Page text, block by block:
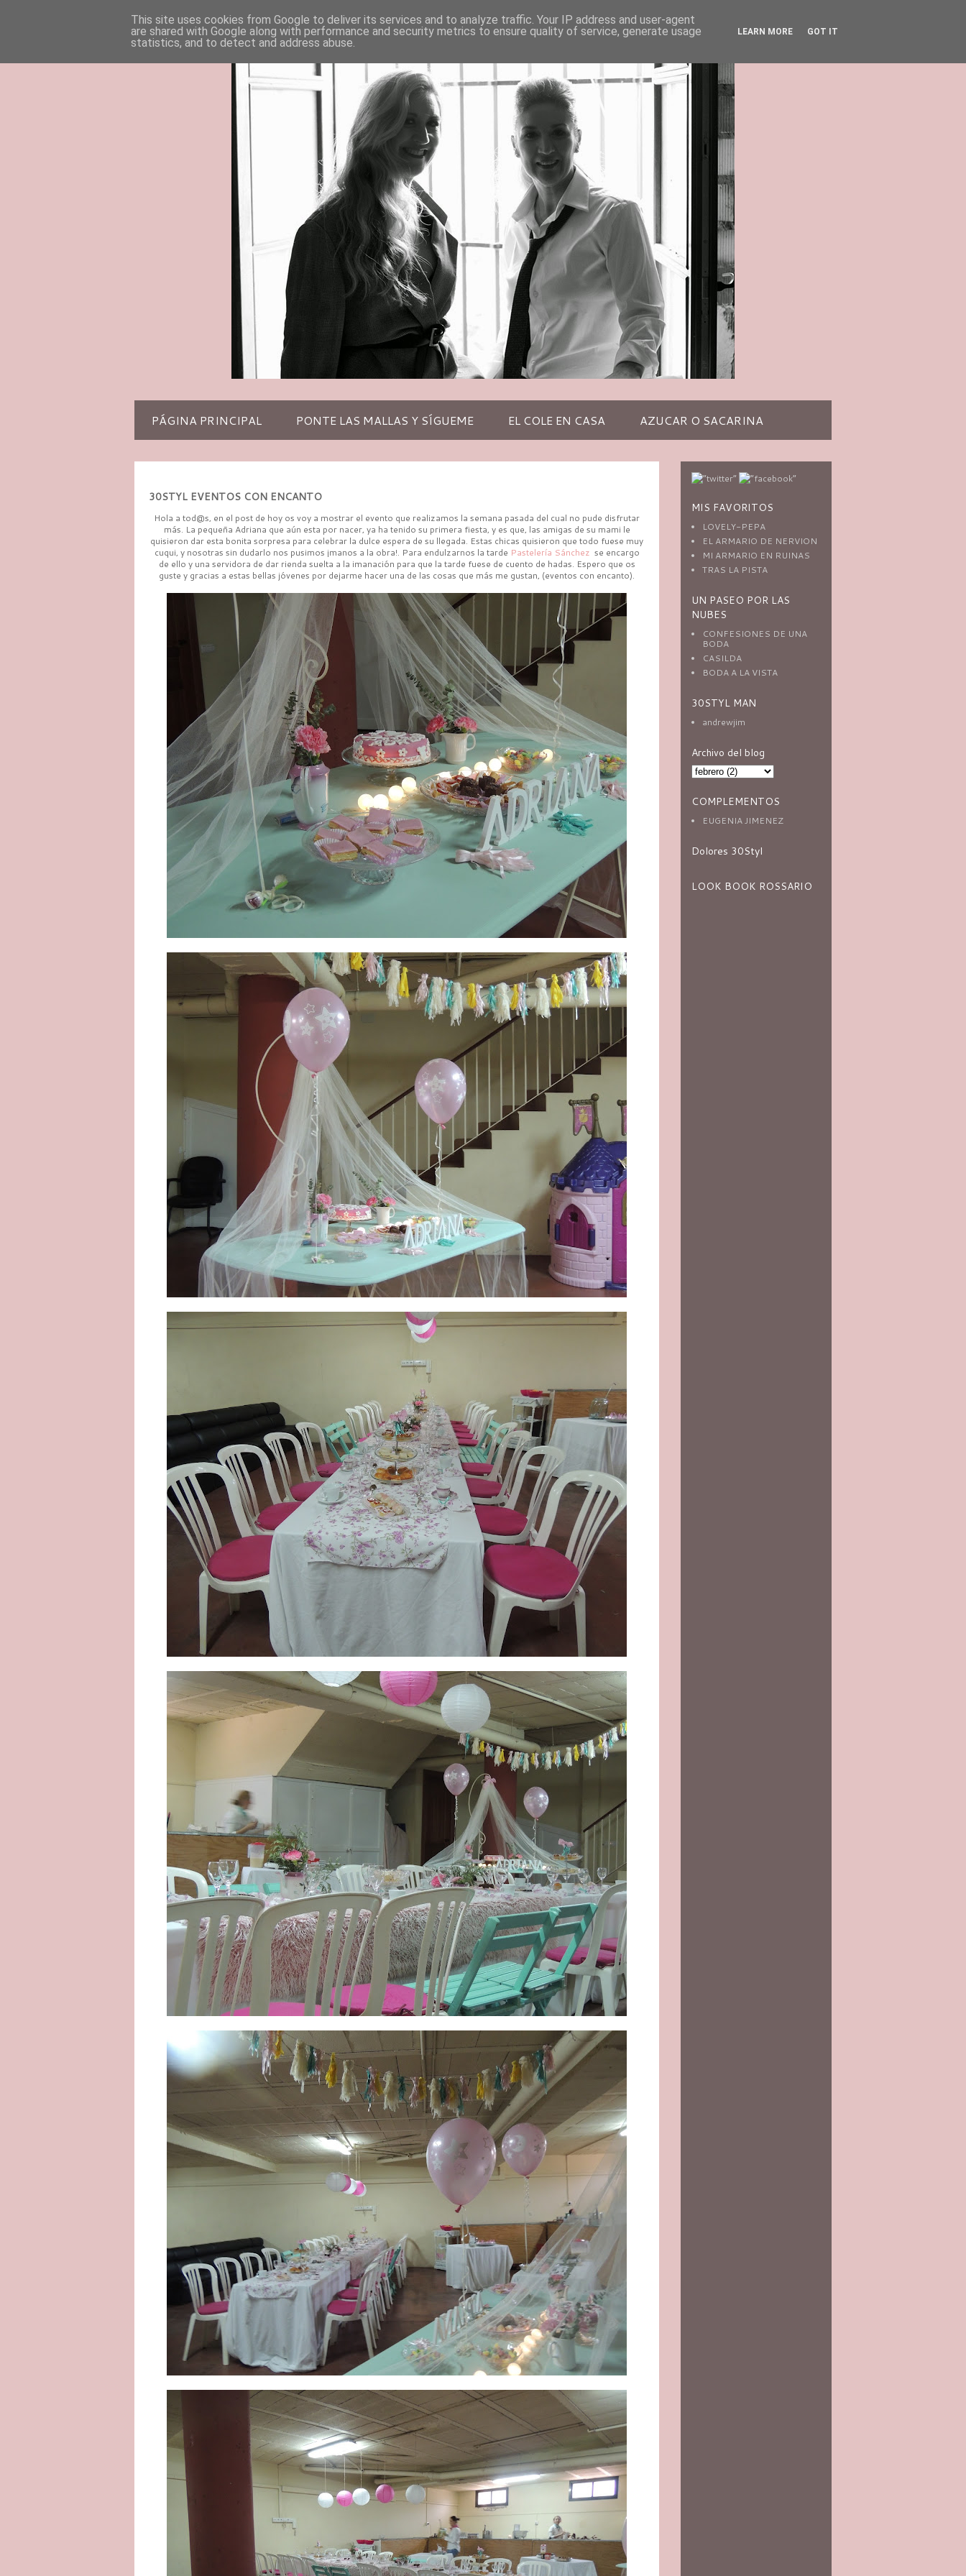
PÁGINA PRINCIPAL PONTE LAS MALLAS Y SÍGUEME EL COLE EN CASA AZUCAR O SACARINA
30STYL EVENTOS CON ENCANTO
Hola a tod@s, en el post de hoy os voy a mostrar el evento que realizamos la semana pasada del cual no pude disfrutar
más. La pequeña Adriana que aún esta por nacer, ya ha tenido su primera fiesta, y es que, las amigas de su mami le
quisieron dar esta bonita sorpresa para celebrar la dulce espera de su llegada. Estas chicas quisieron que todo fuese muy
cuqui, y nosotras sin dudarlo nos pusimos ¡manos a la obra!. Para endulzarnos la tarde Pastelería Sánchez se encargo
de ello y una servidora de dar rienda suelta a la imanación para que la tarde fuese de cuento de hadas. Espero que os
guste y gracias a estas bellas jóvenes por dejarme hacer una de las cosas que más me gustan, (eventos con encanto).
MIS FAVORITOS
LOVELY-PEPA
EL ARMARIO DE NERVION
MI ARMARIO EN RUINAS
TRAS LA PISTA
UN PASEO POR LAS
NUBES
CONFESIONES DE UNA
BODA
CASILDA
BODA A LA VISTA
30STYL MAN
andrewjim
Archivo del blog
COMPLEMENTOS
EUGENIA JIMENEZ
Dolores 30Styl
LOOK BOOK ROSSARIO
This site uses cookies from Google to deliver its services and to analyze traffic. Your IP address and user-agent
are shared with Google along with performance and security metrics to ensure quality of service, generate usage
statistics, and to detect and address abuse.
LEARN MORE GOT IT